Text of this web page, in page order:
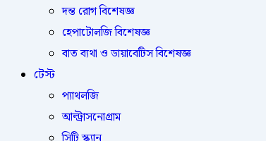
দন্ত রোগ বিশেষজ্ঞ
হেপাটোলজি বিশেষজ্ঞ
বাত ব্যথা ও ডায়াবেটিস বিশেষজ্ঞ
টেস্ট
প্যাথলজি
আল্ট্রাসনোগ্রাম